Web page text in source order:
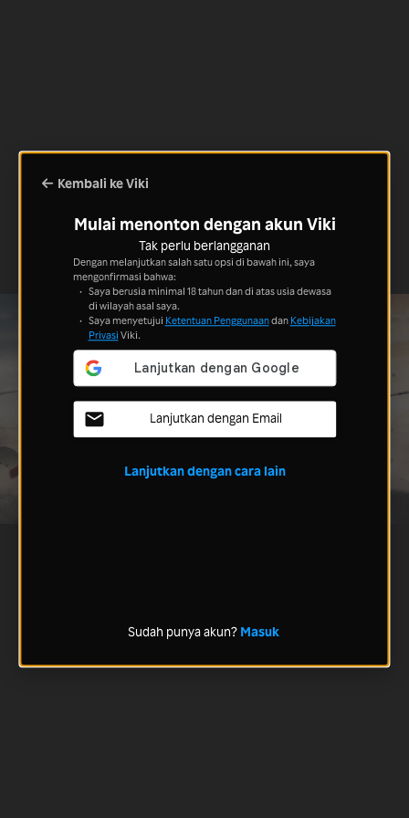
Kembali ke Viki
Mulai menonton dengan akun Viki
Tak perlu berlangganan
Dengan melanjutkan salah satu opsi di bawah ini, saya
mengonfirmasi bahwa:
Saya berusia minimal 18 tahun dan di atas usia dewasa
di wilayah asal saya.
Saya menyetujui Ketentuan Penggunaandan Kebijakan
Privasi Viki.
Lanjutkan dengan Email
Lanjutkan dengan cara lain
Sudah punya akun? Masuk